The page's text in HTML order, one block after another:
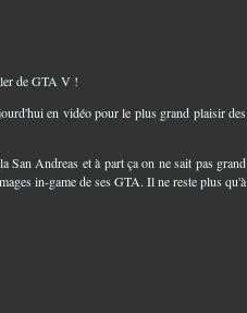
de GTA V !
en vidéo pour le plus grand plaisir des
San Andreas et à part ça on ne sait pas grand
in-game de ses GTA. Il ne reste plus qu'à